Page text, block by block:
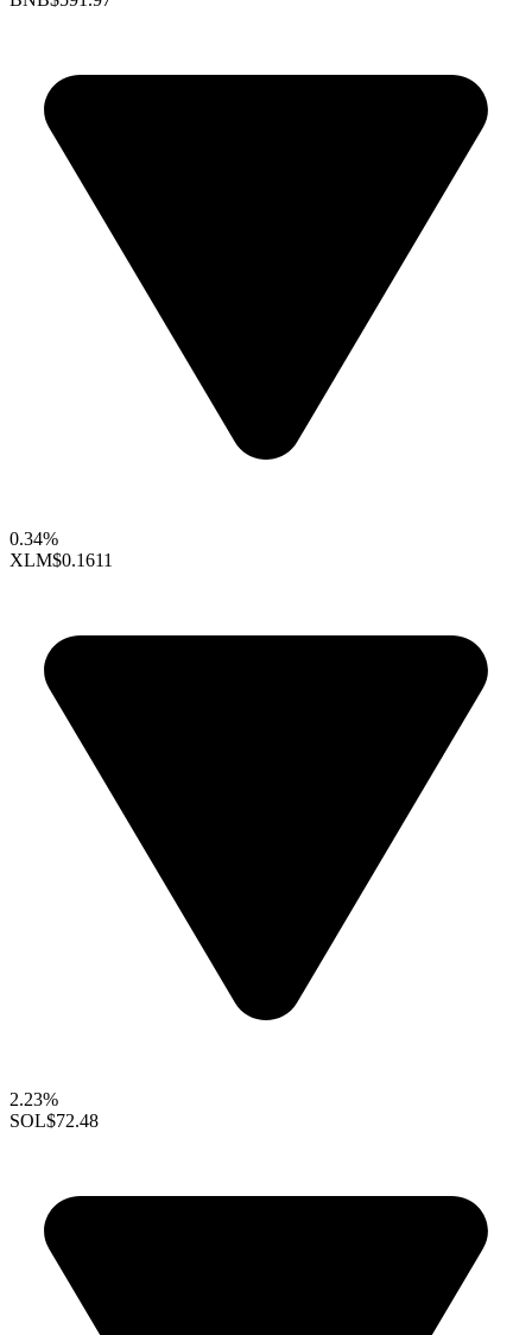
0.34%
XLM$0.1611
2.23%
SOL$72.48